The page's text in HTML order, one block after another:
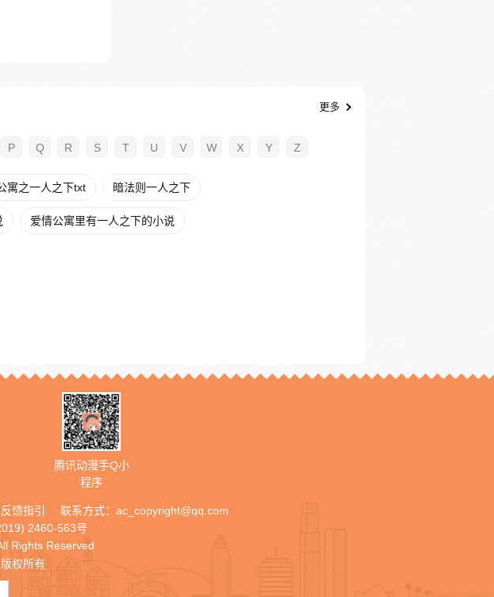
更多
P Q R S T U V W X Y Z
寓之一人之下txt 暗法则一人之下
爱情公寓里有一人之下的小说
腾讯动漫手Q小
程序
馈指引 联系方式： ac_copyright@qq.com
2460-563号
Rights Reserved
权所有